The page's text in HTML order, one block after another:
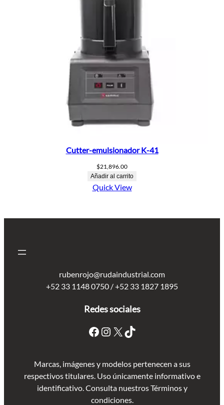
Cutter-emulsionador K-41
$21,896.00
Añadir al carrito
Quick View
rubenrojo@rudaindustrial.com
+52 33 1148 0750 / +52 33 1827 1895
Redes sociales
Marcas, imágenes y modelos pertenecen a sus
respectivos titulares. Uso únicamente informativo e
identificativo. Consulta nuestros Términos y
condiciones.